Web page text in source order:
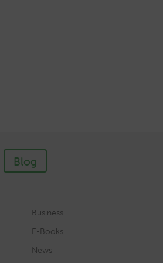
Blog
Business
E-Books
News